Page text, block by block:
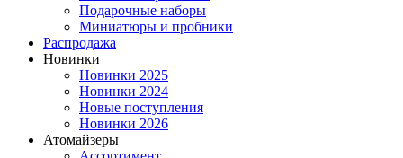
Подарочные наборы
Миниатюры и пробники
Распродажа
Новинки
Новинки 2025
Новинки 2024
Новые поступления
Новинки 2026
Атомайзеры